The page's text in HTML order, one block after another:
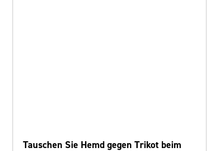
Tauschen Sie Hemd gegen Trikot beim